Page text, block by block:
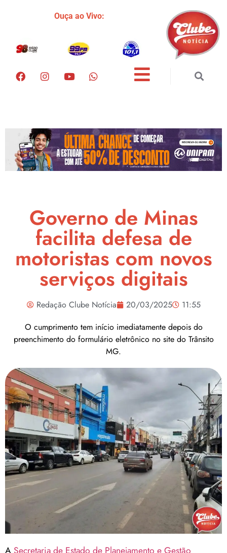
Ouça ao Vivo:
Governo de Minas
facilita defesa de
motoristas com novos
serviços digitais
Redação Clube Notícia 20/03/2025
11:55
O cumprimento tem início imediatamente depois do
preenchimento do formulário eletrônico no site do Trânsito
MG.
A Secretaria de Estado de Planejamento e Gestão